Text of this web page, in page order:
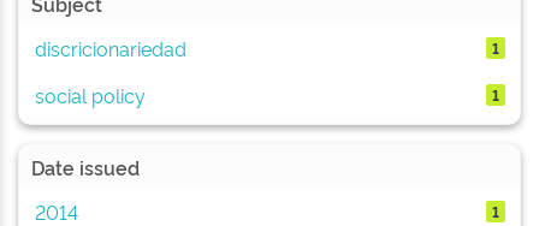
discricionariedad
1
social policy 1
Date issued
2014
1